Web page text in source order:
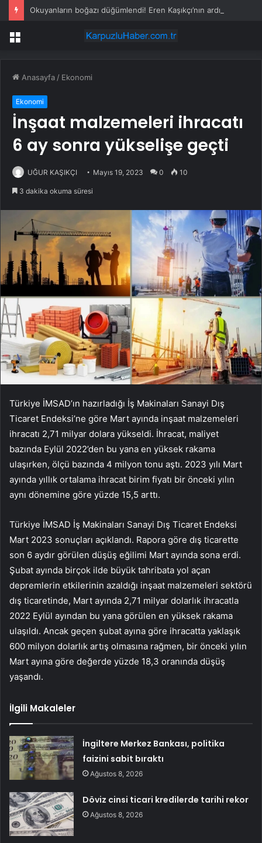
Menü
Anasayfa / Ekonomi
Ekonomi
İnşaat malzemeleri ihracatı
6 ay sonra yükselişe geçti
UĞUR KAŞIKÇI Mayıs 19, 2023 0 10
3 dakika okuma süresi
Türkiye İMSAD’ın hazırladığı İş Makinaları Sanayi Dış
Ticaret Endeksi’ne göre Mart ayında inşaat malzemeleri
ihracatı 2,71 milyar dolara yükseldi. İhracat, maliyet
bazında Eylül 2022’den bu yana en yüksek rakama
ulaşırken, ölçü bazında 4 milyon tonu aştı. 2023 yılı Mart
ayında yıllık ortalama ihracat birim fiyatı bir önceki yılın
aynı dönemine göre yüzde 15,5 arttı.
Türkiye İMSAD İş Makinaları Sanayi Dış Ticaret Endeksi
Mart 2023 sonuçları açıklandı. Rapora göre dış ticarette
son 6 aydır görülen düşüş eğilimi Mart ayında sona erdi.
Şubat ayında birçok ilde büyük tahribata yol açan
depremlerin etkilerinin azaldığı inşaat malzemeleri sektörü
dış ticaretinde, Mart ayında 2,71 milyar dolarlık ihracatla
2022 Eylül ayından bu yana görülen en yüksek rakama
ulaşıldı. Ancak geçen şubat ayına göre ihracatta yaklaşık
600 milyon dolarlık artış olmasına rağmen, bir önceki yılın
Mart ayına göre değerde yüzde 18,3 oranında düşüş
yaşandı.
İlgili Makaleler
İngiltere Merkez Bankası, politika
faizini sabit bıraktı
Ağustos 8, 2026
Döviz cinsi ticari kredilerde tarihi rekor
Ağustos 8, 2026